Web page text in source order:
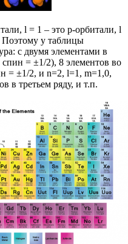
l = 1 – это p-орбитали, l
Поэтому у таблицы
с двумя элементами в
= ±1/2), 8 элементов во
= ±1/2, и n=2, l=1, m=1,0,
в третьем ряду, и т.п.